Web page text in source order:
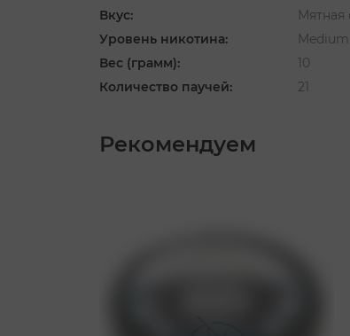
Вкус:
Мятная
Уровень никотина:
Medium
Вес (грамм):
10
Количество паучей:
21
Рекомендуем